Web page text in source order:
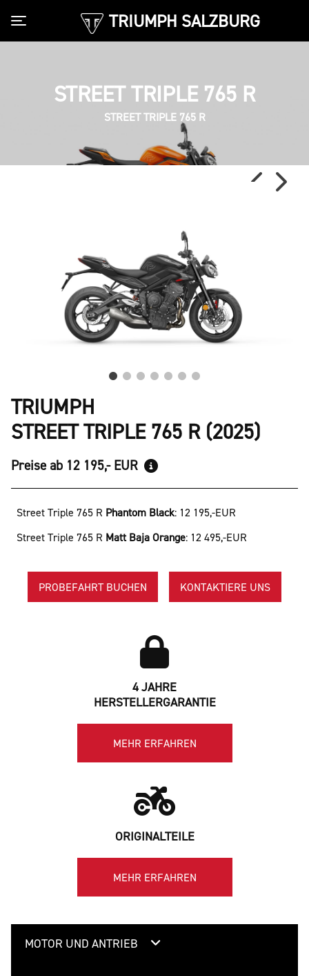
TRIUMPH SALZBURG
Toggle navigation
STREET TRIPLE 765 R
STREET TRIPLE 765 R
TRIUMPH
STREET TRIPLE 765 R (2025)
Preise ab 12 195,- EUR
Street Triple 765 R Phantom Black: 12 195,-EUR
Street Triple 765 R Matt Baja Orange: 12 495,-EUR
PROBEFAHRT BUCHEN KONTAKTIERE UNS
4 JAHRE
HERSTELLERGARANTIE
MEHR ERFAHREN
ORIGINALTEILE
MEHR ERFAHREN
MOTOR UND ANTRIEB